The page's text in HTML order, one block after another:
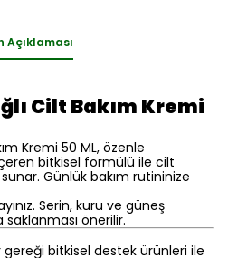
Açıklaması
Cilt Bakım Kremi
Kremi 50 ML, özenle
bitkisel formülü ile cilt
Günlük bakım rutininize
Serin, kuru ve güneş
saklanması önerilir.
bitkisel destek ürünleri ile